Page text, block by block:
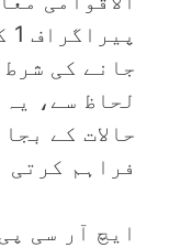
جانے کی
لحاظ سے،
حالات کے
فراہم کرتی
‏ایچ آر سی